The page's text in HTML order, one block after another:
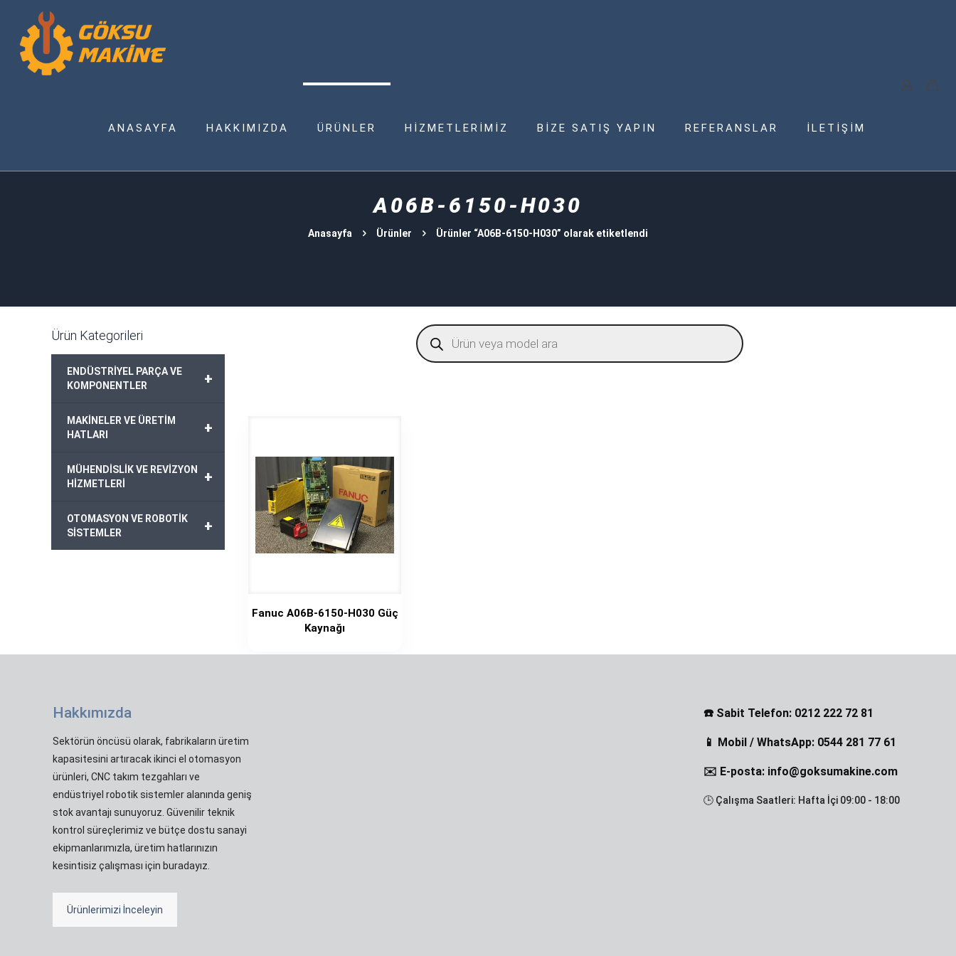
ANASAYFA HAKKIMIZDA ÜRÜNLER HİZMETLERİMİZ BİZE SATIŞ YAPIN REFERANSLAR İLETİŞİM
A06B-6150-H030
Anasayfa Ürünler Ürünler “A06B-6150-H030” olarak etiketlendi
Products
search
Fanuc A06B-6150-H030 Güç
Kaynağı
Ürün Kategorileri
+
ENDÜSTRİYEL PARÇA VE
KOMPONENTLER
+
MAKİNELER VE ÜRETİM
HATLARI
+
MÜHENDİSLİK VE REVİZYON
HİZMETLERİ
+
OTOMASYON VE ROBOTİK
SİSTEMLER
Hakkımızda
Sektörün öncüsü olarak, fabrikaların üretim
kapasitesini artıracak ikinci el otomasyon
ürünleri, CNC takım tezgahları ve
endüstriyel robotik sistemler alanında geniş
stok avantajı sunuyoruz. Güvenilir teknik
kontrol süreçlerimiz ve bütçe dostu sanayi
ekipmanlarımızla, üretim hatlarınızın
kesintisiz çalışması için buradayız.
Ürünlerimizi İnceleyin
☎️ Sabit Telefon: 0212 222 72 81
📱 Mobil / WhatsApp: 0544 281 77 61
✉️ E-posta: info@goksumakine.com
🕒 Çalışma Saatleri: Hafta İçi 09:00 - 18:00